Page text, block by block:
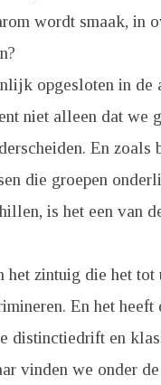
wordt smaak, in
opgesloten in de
niet alleen dat we
En
die groepen
is het een van
zintuig die het
En het
distinctiedrift en
vinden we onder